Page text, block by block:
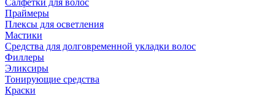
Салфетки для волос
Праймеры
Плексы для осветления
Мастики
Средства для долговременной укладки волос
Филлеры
Эликсиры
Тонирующие средства
Краски